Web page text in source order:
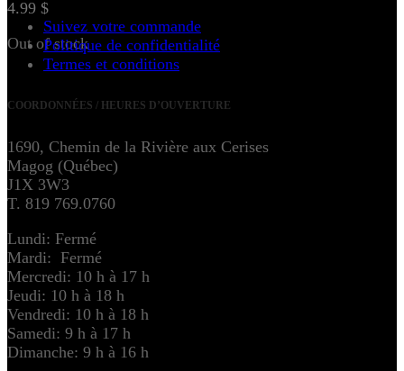
4.99 $
Out of stock
Suivez votre commande
Politique de confidentialité
Termes et conditions
COORDONNÉES / HEURES D’OUVERTURE
1690, Chemin de la Rivière aux Cerises
Magog (Québec)
J1X 3W3
T. 819 769.0760
Lundi: Fermé
Mardi: Fermé
Mercredi: 10 h à 17 h
Jeudi: 10 h à 18 h
Vendredi: 10 h à 18 h
Samedi: 9 h à 17 h
Dimanche: 9 h à 16 h